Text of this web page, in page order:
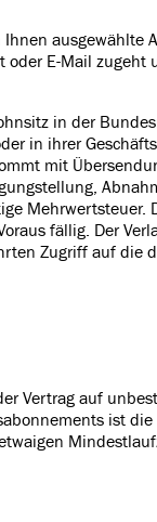
ausgewählte
E-Mail
in der
in ihrer
mit
Mehrwertsteuer.
fällig. Der
Zugriff auf die
Vertrag auf
ist